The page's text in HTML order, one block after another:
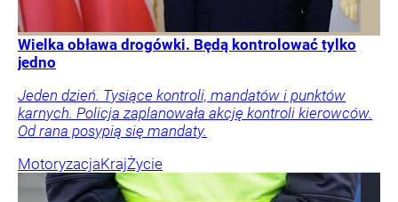
Wielka obława drogówki. Będą kontrolować tylko
jedno
Jeden dzień. Tysiące kontroli, mandatów i punktów
karnych. Policja zaplanowała akcję kontroli kierowców.
Od rana posypią się mandaty.
MotoryzacjaKrajŻycie